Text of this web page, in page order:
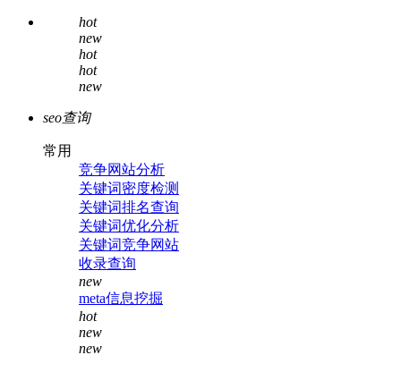
hot
new
hot
hot
new
seo查询
常用
竞争网站分析
关键词密度检测
关键词排名查询
关键词优化分析
关键词竞争网站
收录查询
new
meta信息挖掘
hot
new
new